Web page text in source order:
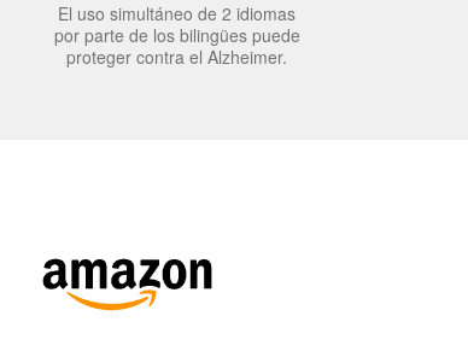
El uso simultáneo de 2 idiomas
por parte de los bilingües puede
proteger contra el Alzheimer.